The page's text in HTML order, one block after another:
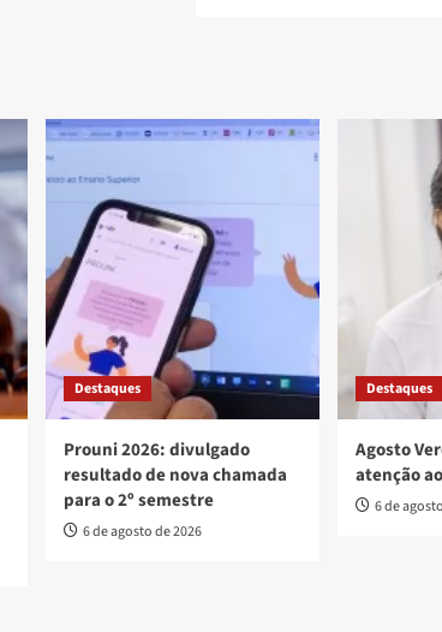
Destaques
Prouni 2026: divulgado
resultado de nova chamada
para o 2º semestre
6 de agosto de 2026
Destaques
Agosto
atenção
6 de